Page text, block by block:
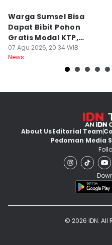
Warga Sumsel Bisa
Dapat Bibit Pohon
Gratis Modal KTP,
Menhut Beberkan
Caranya
07 Agu 2026, 20:34 WIB
News
About UsEditorial Team
Pedoman Media
© 2026 IDN. All